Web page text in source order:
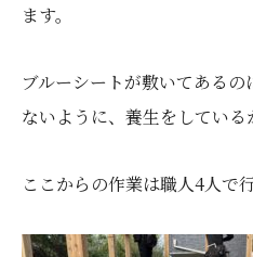
ます。
ブルーシートが敷いてある
ないように、養生をしている
ここからの作業は職人4人で